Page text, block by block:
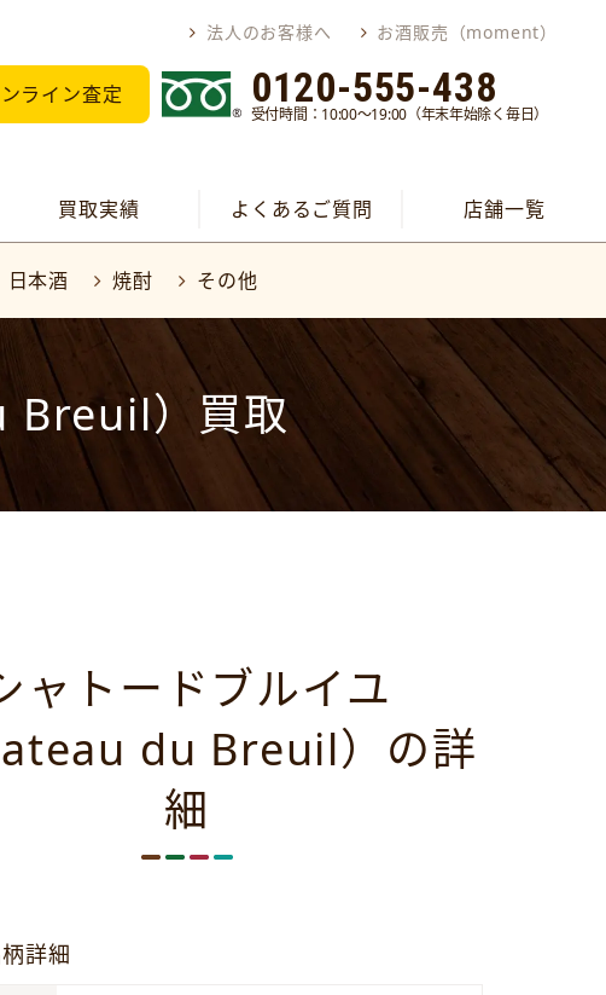
法人のお客様へ お酒販売（moment）
ライン査定 0120-555-438
受付時間：10:00～19:00（年末年始除く毎日）
買取実績 よくあるご質問 店舗一覧
日本酒 焼酎 その他
Breuil）買取
ャトードブルイユ
du Breuil）の詳
細
詳細